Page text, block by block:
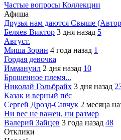
Частые вопросы Коллекции
Афиша
Друзья нам даются Свыше
Беляев Виктор 3 дня назад 5
Август.
Миша Зорин 4 года назад 1
Гордая девочка
Иммануил 2 дня назад 10
Брошенное племя...
Николай Гольбрайх 3 дня назад
Казак и верный пёс
Сергей Дрозд-Савчук 2 месяца
Ни вес не важен, ни размер
Валерий Зайцев 3 года назад 48
Отклики